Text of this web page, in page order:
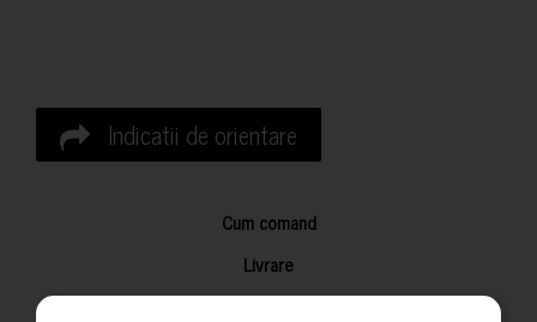
Indicatii de orientare
Cum comand
Livrare
Returnarea produselor